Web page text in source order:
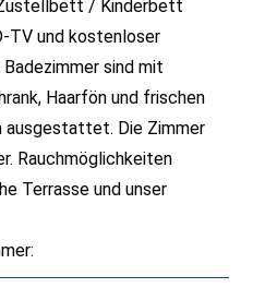
/ Kinderbett
TV und kostenloser
sind mit
Haarfön und frischen
ausgestattet. Die Zimmer
Rauchmöglichkeiten
Terrasse und unser